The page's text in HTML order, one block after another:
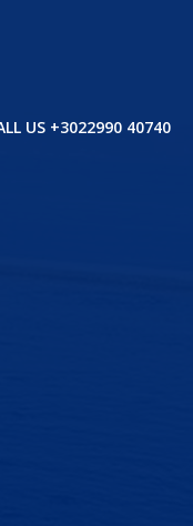
US +3022990 40740